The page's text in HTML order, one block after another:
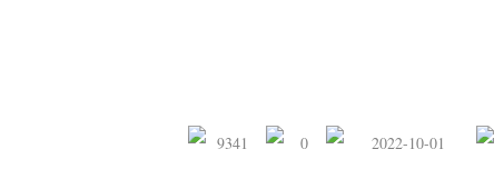
9341 0 2022-10-01